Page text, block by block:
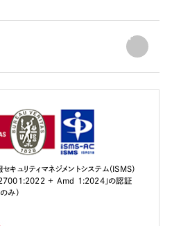
キュリティマネジメントシステム（ISMS）
+ Amd 1:2024」の認証
み）